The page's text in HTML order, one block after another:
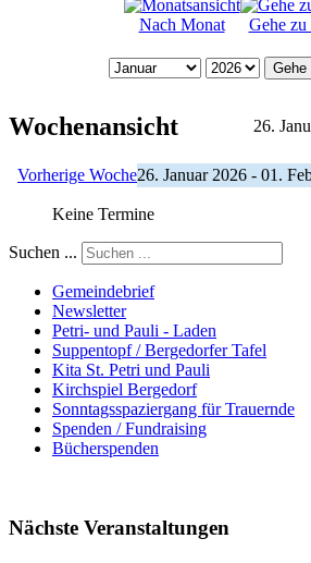
Nach Monat Gehe
Gehe
Wochenansicht 26.
Vorherige Woche26. Januar 2026 - 01.
Keine Termine
Suchen ...
Gemeindebrief
Newsletter
Petri- und Pauli - Laden
Suppentopf / Bergedorfer Tafel
Kita St. Petri und Pauli
Kirchspiel Bergedorf
Sonntagsspaziergang für Trauernde
Spenden / Fundraising
Bücherspenden
Nächste Veranstaltungen